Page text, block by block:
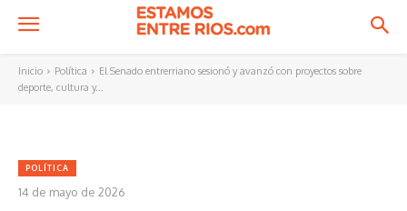
Inicio Política
El Senado entrerriano sesionó y avanzó con proyectos sobre
deporte, cultura y...
POLÍTICA
14 de mayo de 2026